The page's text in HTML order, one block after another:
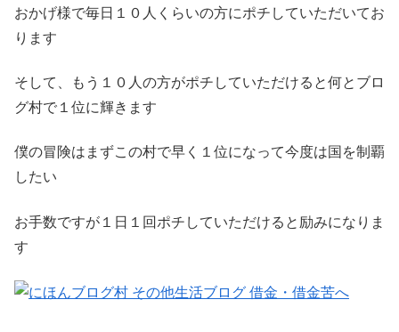
おかげ様で毎日１０人くらいの方にポチしていただいてお
ります
そして、もう１０人の方がポチしていただけると何とブロ
グ村で１位に輝きます
僕の冒険はまずこの村で早く１位になって今度は国を制覇
したい
お手数ですが１日１回ポチしていただけると励みになりま
す